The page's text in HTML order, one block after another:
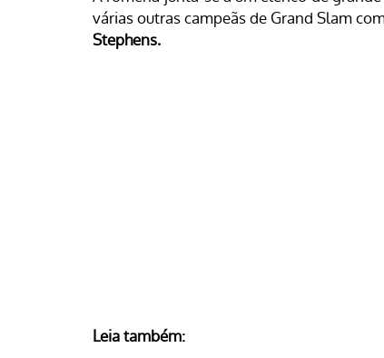
várias outras campeãs de Grand Slam
Stephens.
Leia também: